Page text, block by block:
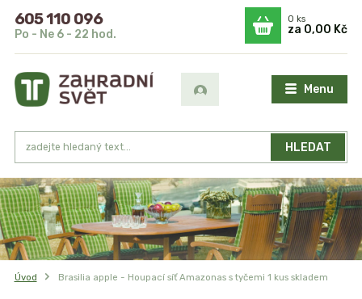
Menu
HLEDAT
605 110 096
Po - Ne 6 - 22 hod.
0ks
za 0,00 Kč
Úvod Brasilia apple - Houpací síť Amazonas s tyčemi 1 kus skladem